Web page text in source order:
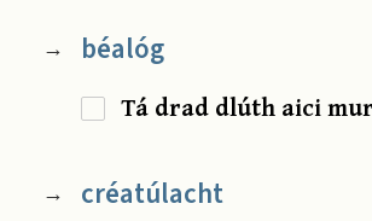
→ béalóg
Tá drad dlúth aici
→ créatúlacht